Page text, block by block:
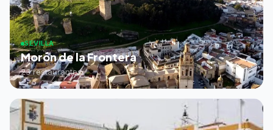
SEVILLA
Morón de la Frontera
23 restaurantes